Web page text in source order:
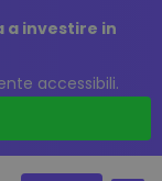
a investire in
accessibili.